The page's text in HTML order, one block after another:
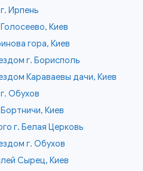
Ирпень
Киев
гора, Киев
г. Борисполь
Караваевы дачи, Киев
Обухов
Киев
г. Белая Церковь
г. Обухов
Сырец, Киев